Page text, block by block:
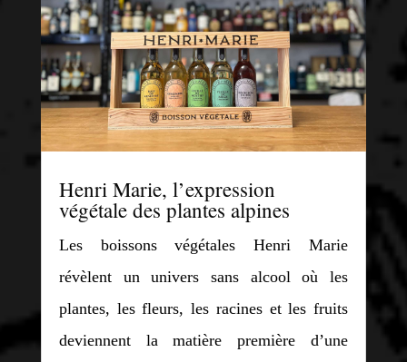
Henri Marie, l’expression
végétale des plantes alpines
Les boissons végétales Henri Marie
révèlent un univers sans alcool où les
plantes, les fleurs, les racines et les fruits
deviennent la matière première d’une